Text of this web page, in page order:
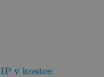
v kostce